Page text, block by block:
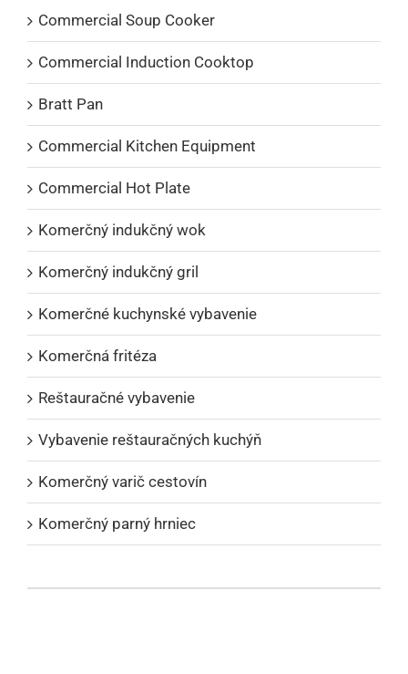
Commercial Soup Cooker
Commercial Induction Cooktop
Bratt Pan
Commercial Kitchen Equipment
Commercial Hot Plate
Komerčný indukčný wok
Komerčný indukčný gril
Komerčné kuchynské vybavenie
Komerčná fritéza
Reštauračné vybavenie
Vybavenie reštauračných kuchýň
Komerčný varič cestovín
Komerčný parný hrniec